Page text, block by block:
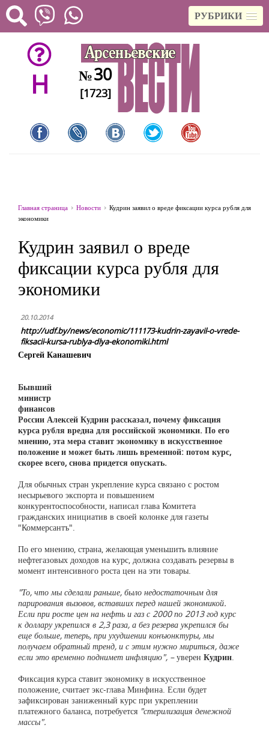
РУБРИКИ
H №30
[1723]
Главная страница Новости
Кудрин заявил о вреде фиксации курса рубля для
экономики
Кудрин заявил о вреде
фиксации курса рубля для
экономики
20.10.2014
http://udf.by/news/economic/111173-kudrin-zayavil-o-vrede-
fiksacii-kursa-rublya-dlya-ekonomiki.html
Сергей Канашевич
Бывший
министр
финансов
России Алексей Кудрин рассказал, почему фиксация
курса рубля вредна для российской экономики. По его
мнению, эта мера ставит экономику в искусственное
положение и может быть лишь временной: потом курс,
скорее всего, снова придется опускать.
Для обычных стран укрепление курса связано с ростом
несырьевого экспорта и повышением
конкурентоспособности, написал глава Комитета
гражданских инициатив в своей колонке для газеты
"Коммерсантъ".
По его мнению, страна, желающая уменьшить влияние
нефтегазовых доходов на курс, должна создавать резервы в
момент интенсивного роста цен на эти товары.
"То, что мы сделали раньше, было недостаточным для
парирования вызовов, вставших перед нашей экономикой.
Если при росте цен на нефть и газ с 2000 по 2013 год курс
к доллару укрепился в 2,3 раза, а без резерва укрепился бы
еще больше, теперь, при ухудшении конъюнктуры, мы
получаем обратный тренд, и с этим нужно мириться, даже
если это временно поднимет инфляцию", – уверен Кудрин.
Фиксация курса ставит экономику в искусственное
положение, считает экс-глава Минфина. Если будет
зафиксирован заниженный курс при укреплении
платежного баланса, потребуется "стерилизация денежной
массы".